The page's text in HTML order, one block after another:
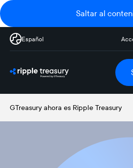
Saltar al
Español
GTreasury ahora es Ripple Treasury